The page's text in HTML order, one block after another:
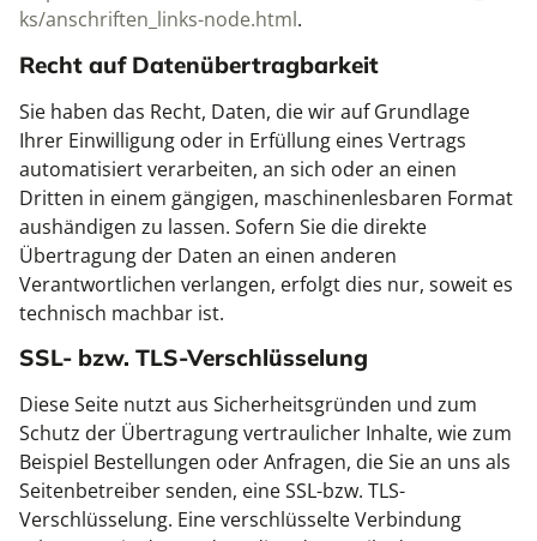
ks/anschriften_links-node.html.
Recht auf Datenübertragbarkeit
Sie haben das Recht, Daten, die wir auf Grundlage
Ihrer Einwilligung oder in Erfüllung eines Vertrags
automatisiert verarbeiten, an sich oder an einen
Dritten in einem gängigen, maschinenlesbaren Format
aushändigen zu lassen. Sofern Sie die direkte
Übertragung der Daten an einen anderen
Verantwortlichen verlangen, erfolgt dies nur, soweit es
technisch machbar ist.
SSL- bzw. TLS-Verschlüsselung
Diese Seite nutzt aus Sicherheitsgründen und zum
Schutz der Übertragung vertraulicher Inhalte, wie zum
Beispiel Bestellungen oder Anfragen, die Sie an uns als
Seitenbetreiber senden, eine SSL-bzw. TLS-
Verschlüsselung. Eine verschlüsselte Verbindung